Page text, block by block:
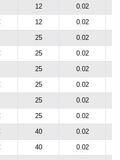
12 0.02
12 0.02
25 0.02
25 0.02
25 0.02
25 0.02
25 0.02
25 0.02
40 0.02
40 0.02